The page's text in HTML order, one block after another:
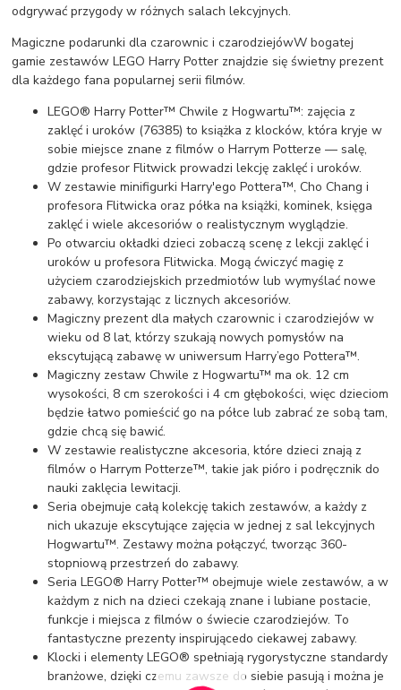
odgrywać przygody w różnych salach lekcyjnych.
Magiczne podarunki dla czarownic i czarodziejówW bogatej
gamie zestawów LEGO Harry Potter znajdzie się świetny prezent
dla każdego fana popularnej serii filmów.
LEGO® Harry Potter™ Chwile z Hogwartu™: zajęcia z
zaklęć i uroków (76385) to książka z klocków, która kryje w
sobie miejsce znane z filmów o Harrym Potterze — salę,
gdzie profesor Flitwick prowadzi lekcję zaklęć i uroków.
W zestawie minifigurki Harry'ego Pottera™, Cho Chang i
profesora Flitwicka oraz półka na książki, kominek, księga
zaklęć i wiele akcesoriów o realistycznym wyglądzie.
Po otwarciu okładki dzieci zobaczą scenę z lekcji zaklęć i
uroków u profesora Flitwicka. Mogą ćwiczyć magię z
użyciem czarodziejskich przedmiotów lub wymyślać nowe
zabawy, korzystając z licznych akcesoriów.
Magiczny prezent dla małych czarownic i czarodziejów w
wieku od 8 lat, którzy szukają nowych pomysłów na
ekscytującą zabawę w uniwersum Harry’ego Pottera™.
Magiczny zestaw Chwile z Hogwartu™ ma ok. 12 cm
wysokości, 8 cm szerokości i 4 cm głębokości, więc dzieciom
będzie łatwo pomieścić go na półce lub zabrać ze sobą tam,
gdzie chcą się bawić.
W zestawie realistyczne akcesoria, które dzieci znają z
filmów o Harrym Potterze™, takie jak pióro i podręcznik do
nauki zaklęcia lewitacji.
Seria obejmuje całą kolekcję takich zestawów, a każdy z
nich ukazuje ekscytujące zajęcia w jednej z sal lekcyjnych
Hogwartu™. Zestawy można połączyć, tworząc 360-
stopniową przestrzeń do zabawy.
Seria LEGO® Harry Potter™ obejmuje wiele zestawów, a w
każdym z nich na dzieci czekają znane i lubiane postacie,
funkcje i miejsca z filmów o świecie czarodziejów. To
fantastyczne prezenty inspirującedo ciekawej zabawy.
Klocki i elementy LEGO® spełniają rygorystyczne standardy
branżowe, dzięki czemu zawsze do siebie pasują i można je